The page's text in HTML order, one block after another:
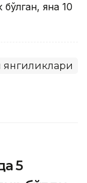
бўлган, яна 10
янгиликлари
5